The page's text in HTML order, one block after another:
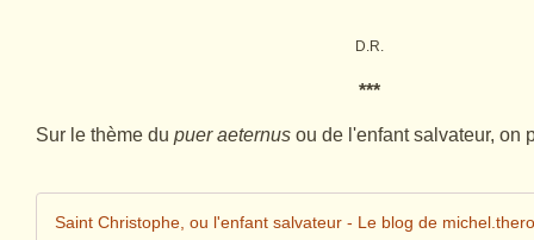
D.R.
***
Sur le thème du puer aeternus ou de l'enfant salvateur, on
Saint Christophe, ou l'enfant salvateur - Le blog de